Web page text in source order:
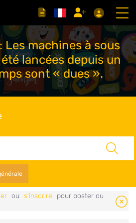
Les machines à sous
lancées depuis un
sont « dues ».
ou s'inscrire
pour poster ou